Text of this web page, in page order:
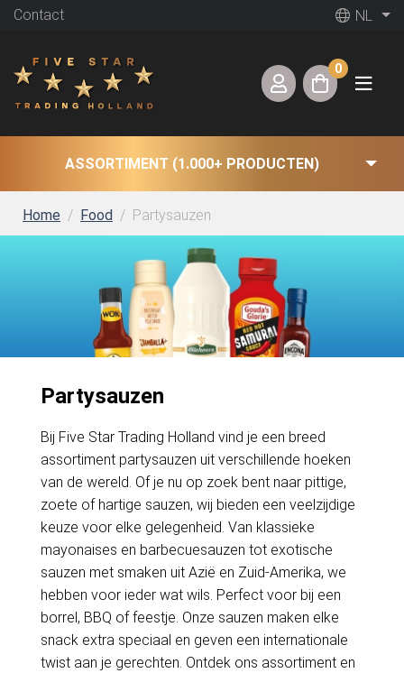
Contact NL
0
ASSORTIMENT (1.000+ PRODUCTEN)
Home Food Partysauzen
Partysauzen
Bij Five Star Trading Holland vind je een breed
assortiment partysauzen uit verschillende hoeken
van de wereld. Of je nu op zoek bent naar pittige,
zoete of hartige sauzen, wij bieden een veelzijdige
keuze voor elke gelegenheid. Van klassieke
mayonaises en barbecuesauzen tot exotische
sauzen met smaken uit Azië en Zuid-Amerika, we
hebben voor ieder wat wils. Perfect voor bij een
borrel, BBQ of feestje. Onze sauzen maken elke
snack extra speciaal en geven een internationale
twist aan je gerechten. Ontdek ons assortiment en